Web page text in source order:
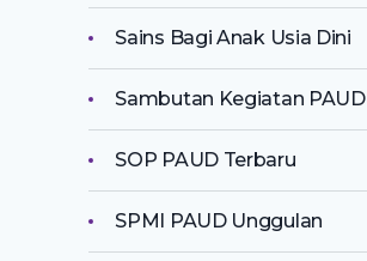
Sains Bagi Anak Usia Dini
Sambutan Kegiatan PAUD
SOP PAUD Terbaru
SPMI PAUD Unggulan